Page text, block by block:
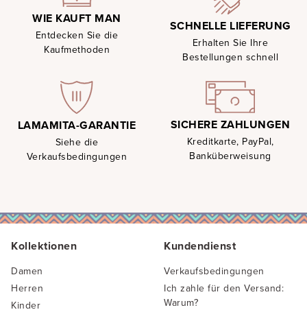
WIE KAUFT MAN
Entdecken Sie die
Kaufmethoden
SCHNELLE LIEFERUNG
Erhalten Sie Ihre
Bestellungen schnell
LAMAMITA-GARANTIE
Siehe die
Verkaufsbedingungen
SICHERE ZAHLUNGEN
Kreditkarte, PayPal,
Banküberweisung
Kollektionen
Damen
Herren
Kinder
Kundendienst
Verkaufsbedingungen
Ich zahle für den Versand:
Warum?